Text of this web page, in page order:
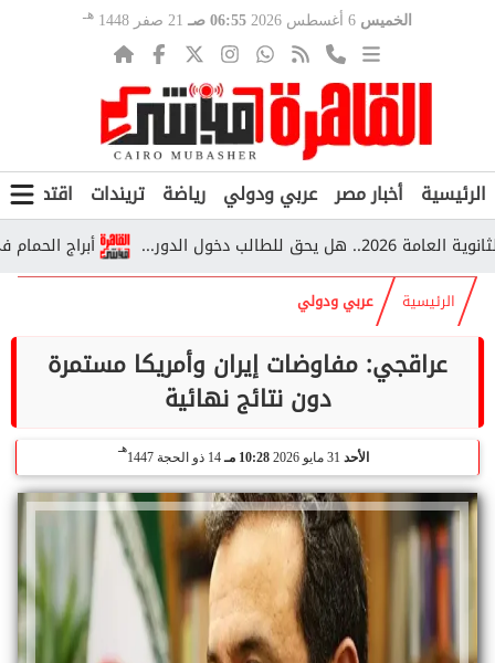
الخميس 06:55 صـ 21 صفر 1448 هـ
الرئيسية أخبار مصر عربي ودولي رياضة تريندات اقتصاد
أبراج الحمام في
الرئيسية عربي ودولي
عراقجي: مفاوضات إيران وأمريكا مستمرة
دون نتائج نهائية
الأحد 10:28 مـ 14 ذو الحجة 1447
هـ